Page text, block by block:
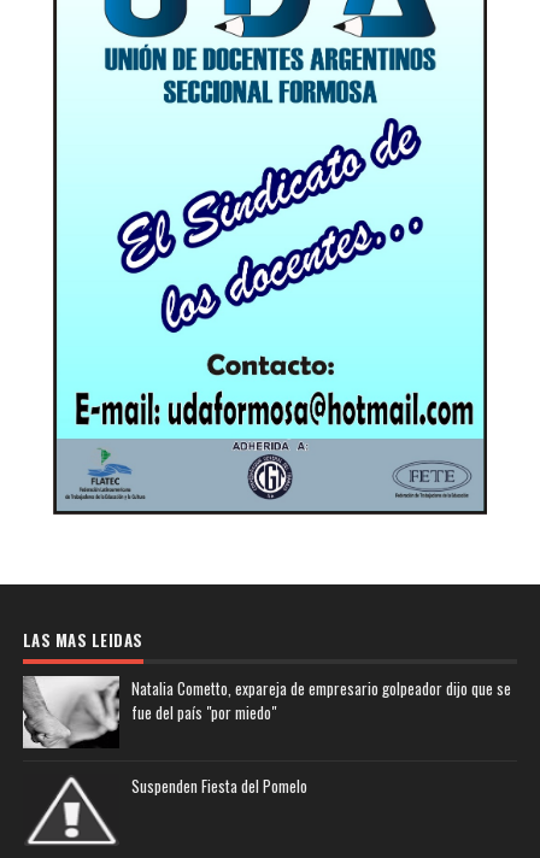
LAS MAS LEIDAS
Natalia Cometto, expareja de empresario golpeador dijo que se
fue del país "por miedo"
Suspenden Fiesta del Pomelo